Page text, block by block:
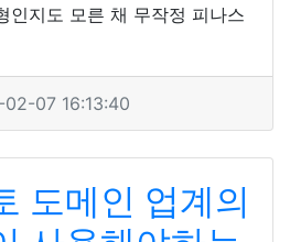
인지도 모른 채 무작정 피나스
07 16:13:40
도메인 업계의